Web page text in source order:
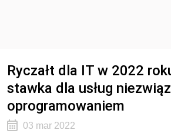
Ryczałt dla IT w 2022
stawka dla usług
oprogramowaniem
03 mar 2022